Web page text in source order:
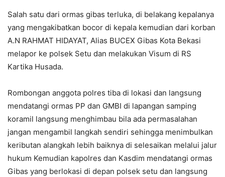
Salah satu dari ormas gibas terluka, di belakang kepalanya
yang mengakibatkan bocor di kepala kemudian dari korban
A.N RAHMAT HIDAYAT, Alias BUCEX Gibas Kota Bekasi
melapor ke polsek Setu dan melakukan Visum di RS
Kartika Husada.
Rombongan anggota polres tiba di lokasi dan langsung
mendatangi ormas PP dan GMBI di lapangan samping
koramil langsung menghimbau bila ada permasalahan
jangan mengambil langkah sendiri sehingga menimbulkan
keributan alangkah lebih baiknya di selesaikan melalui jalur
hukum Kemudian kapolres dan Kasdim mendatangi ormas
Gibas yang berlokasi di depan polsek setu dan langsung